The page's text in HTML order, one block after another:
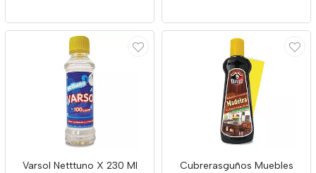
Varsol Netttuno X 230 Ml
Cubrerasguños Muebles